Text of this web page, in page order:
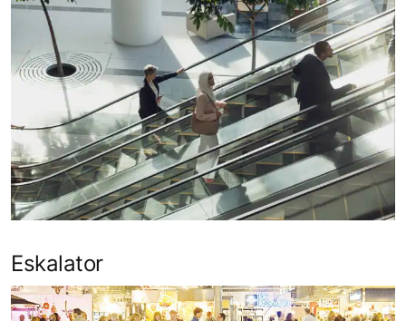
Eskalator